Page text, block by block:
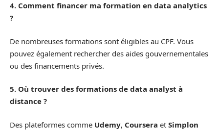
4. Comment financer ma formation en data analytics
?
De nombreuses formations sont éligibles au CPF. Vous
pouvez également rechercher des aides gouvernementales
ou des financements privés.
5. Où trouver des formations de data analyst à
distance ?
Des plateformes comme Udemy, Coursera et Simplon